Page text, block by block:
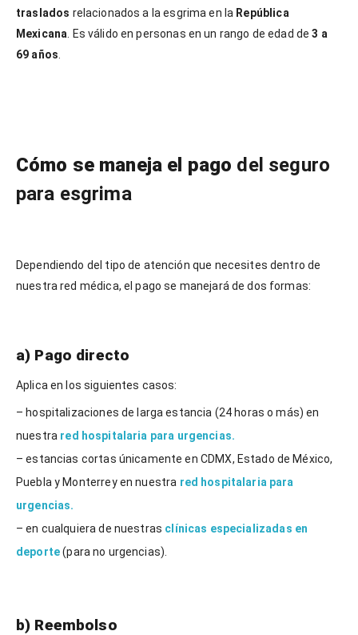
traslados relacionados a la esgrima en la República
Mexicana . Es válido en personas en un rango de edad de3 a
69 años
Cómo se maneja el pago del seguro
para esgrima
Dependiendo del tipo de atención que necesites dentro de
nuestra red médica, el pago se manejará de dos formas:
a) Pago directo
Aplica en los siguientes casos:
– hospitalizaciones de larga estancia (24 horas o más) en
nuestra red hospitalaria para urgencias.
– estancias cortas únicamente en CDMX, Estado de México,
Puebla y Monterrey en nuestra red hospitalaria para
urgencias.
– en cualquiera de nuestras clínicas especializadas en
deporte(para no urgencias).
b) Reembolso